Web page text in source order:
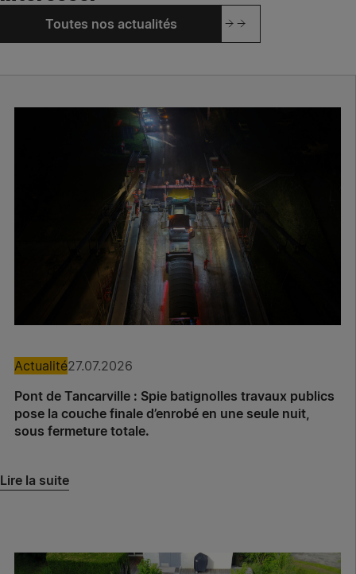
Toutes nos actualités
Actualité27.07.2026
Pont de Tancarville : Spie batignolles travaux publics
pose la couche finale d’enrobé en une seule nuit,
sous fermeture totale.
Lire la suite